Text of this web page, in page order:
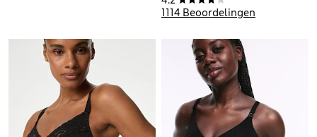
1114 Beoordelingen